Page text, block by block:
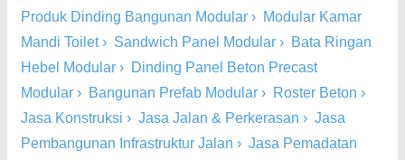
Produk Dinding Bangunan Modular › Modular Kamar
Mandi Toilet› Sandwich Panel Modular › Bata Ringan
Hebel Modular › Dinding Panel Beton Precast
Modular › Bangunan Prefab Modular › Roster Beton ›
Jasa Konstruksi › Jasa Jalan & Perkerasan › Jasa
Pembangunan Infrastruktur Jalan › Jasa Pemadatan